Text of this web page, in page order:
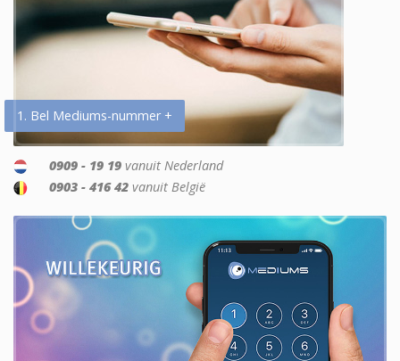
1. Bel Mediums-nummer +
0909 - 19 19 vanuit Nederland
0903 - 416 42 vanuit België